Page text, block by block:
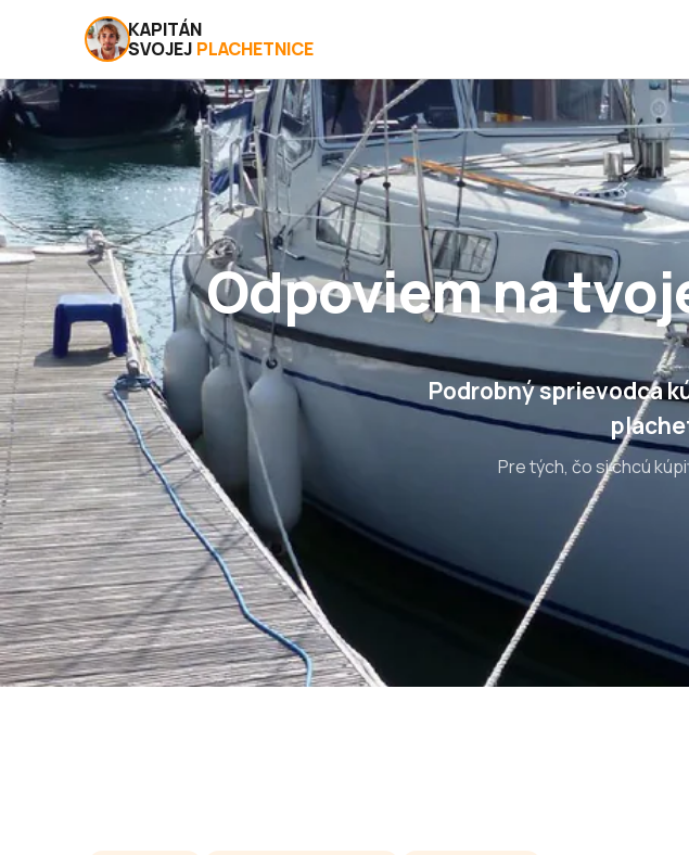
KAPITÁN
SVOJEJ PLACHETNICE
Odpoviem na
Podrobný sprievodca
Pre tých, čo si chcú